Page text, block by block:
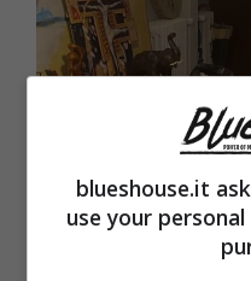
blueshouse.it
use your